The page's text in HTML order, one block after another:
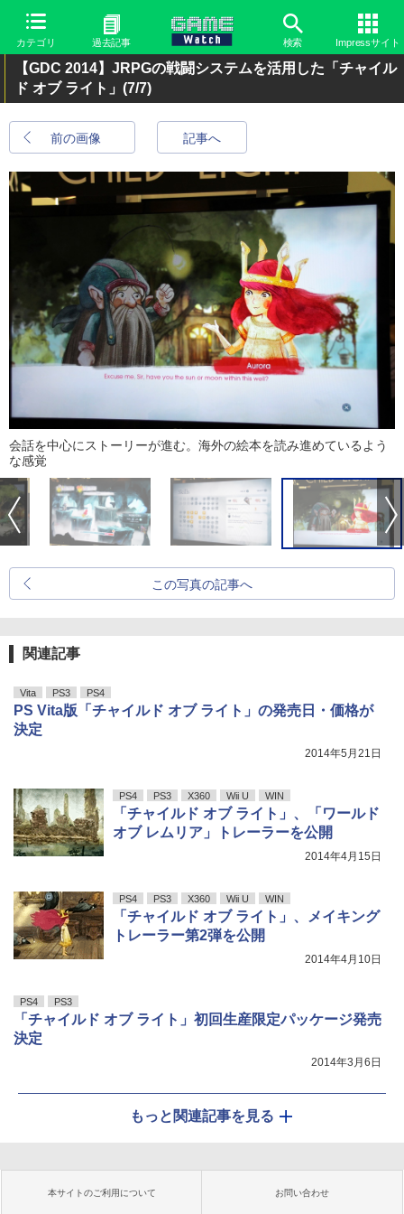
カテゴリ 過去記事 検索 Impressサイト
【GDC 2014】JRPGの戦闘システムを活用した「チャイル
ド オブ ライト」 (7/7)
前の画像 記事へ
会話を中心にストーリーが進む。海外の絵本を読み進めているよう
な感覚
この写真の記事へ
関連記事
Vita PS3 PS4
PS Vita版「チャイルド オブ ライト」の発売日・価格が
決定
2014年5月21日
PS4 PS3 X360 Wii U WIN
「チャイルド オブ ライト」、「ワールド
オブ レムリア」トレーラーを公開
2014年4月15日
PS4 PS3 X360 Wii U WIN
「チャイルド オブ ライト」、メイキング
トレーラー第2弾を公開
2014年4月10日
PS4 PS3
「チャイルド オブ ライト」初回生産限定パッケージ発売
決定
2014年3月6日
もっと関連記事を見る
本サイトのご利用について お問い合わせ